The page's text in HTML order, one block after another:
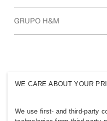
Quiénes somos
GRUPO H&M
DOMINICAN REPUBLIC
WE CARE ABOUT YOUR
We use first- and third-party